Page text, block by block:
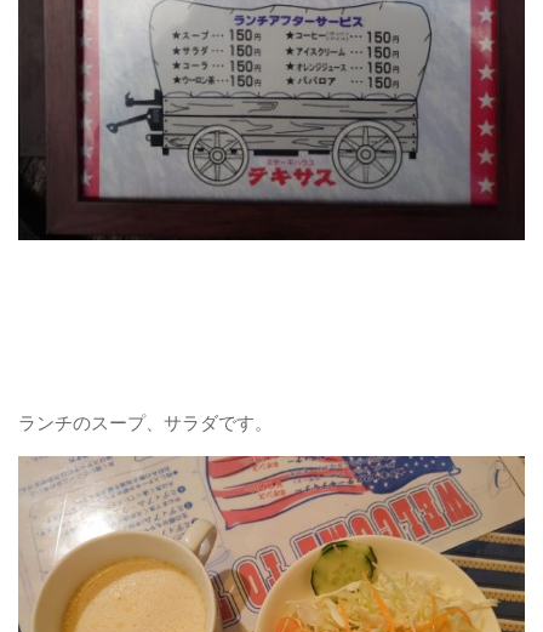
ランチのスープ、サラダです。